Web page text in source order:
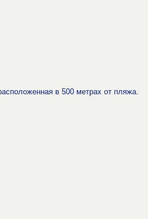
в 500 метрах от пляжа.